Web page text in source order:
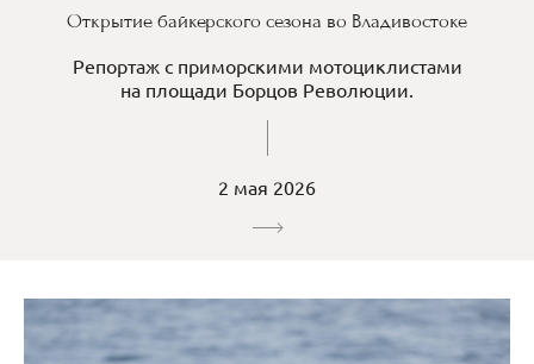
Открытие байкерского сезона во Владивостоке
Репортаж с приморскими мотоциклистами
на площади Борцов Революции.
2 мая 2026